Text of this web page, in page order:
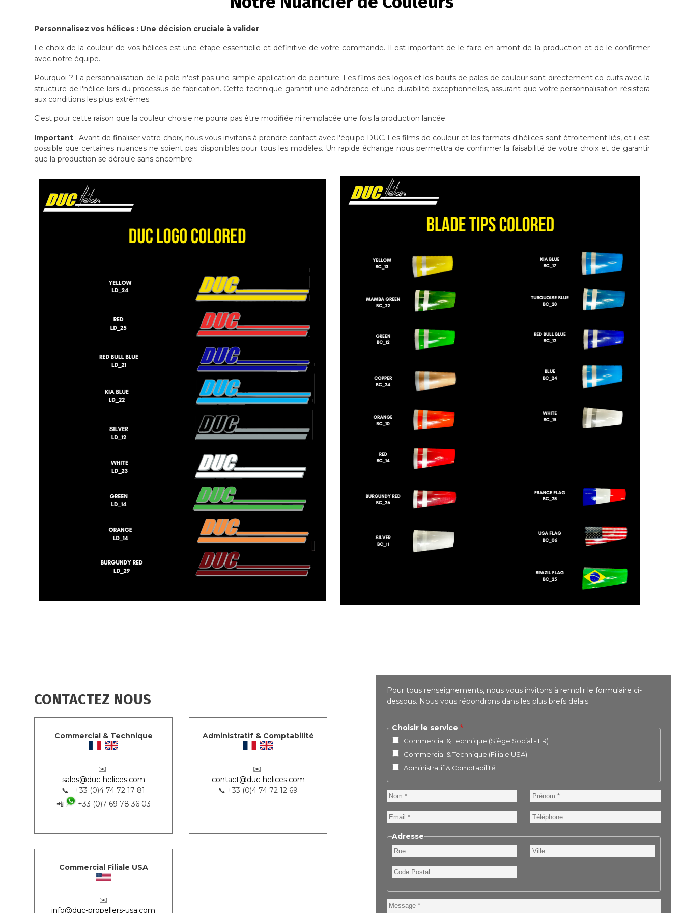
Personnalisez vos hélices : Une décision cruciale à valider
Le choix de la couleur de vos hélices est une étape essentielle et définitive de votre commande. Il est important de le faire en amont de la production et de le confirmer
avec notre équipe.
Pourquoi ? La personnalisation de la pale n'est pas une simple application de peinture. Les films des logos et les bouts de pales de couleur sont directement co-cuits avec la
structure de l'hélice lors du processus de fabrication. Cette technique garantit une adhérence et une durabilité exceptionnelles, assurant que votre personnalisation résistera
aux conditions les plus extrêmes.
C'est pour cette raison que la couleur choisie ne pourra pas être modifiée ni remplacée une fois la production lancée.
Important : Avant de finaliser votre choix, nous vous invitons à prendre contact avec l'équipe DUC. Les films de couleur et les formats d'hélices sont étroitement liés, et il est
possible que certaines nuances ne soient pas disponibles pour tous les modèles. Un rapide échange nous permettra de confirmer la faisabilité de votre choix et de garantir
que la production se déroule sans encombre.
CONTACTEZ NOUS
Commercial & Technique
✉️
sales@duc-helices.com
📞 +33 (0)4 74 72 17 81
📲
+33 (0)7 69 78 36 03
Administratif & Comptabilité
✉️
contact@duc-helices.com
📞 +33 (0)4 74 72 12 69
Commercial Filiale USA
✉️
info@duc-propellers-usa.com
Pour tous renseignements, nous vous invitons à remplir le formulaire ci-
dessous. Nous vous répondrons dans les plus brefs délais.
Choisir le service
Commercial & Technique (Siège Social - FR)
Commercial & Technique (Filiale USA)
Administratif & Comptabilité
Nom Prénom
Email Téléphone
Adresse
Rue Ville
Code
Postal
Message